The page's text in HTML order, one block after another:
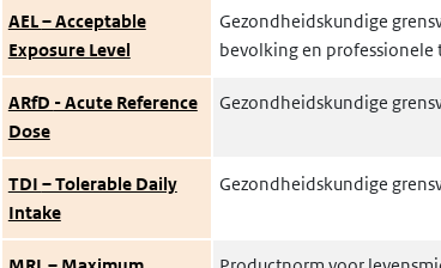
AEL– Acceptable
Exposure Level
Gezondheidskundige
bevolking en professionele
ARfD - Acute Reference
Dose
Gezondheidskundige
TDI – Tolerable Daily
Intake
Gezondheidskundige